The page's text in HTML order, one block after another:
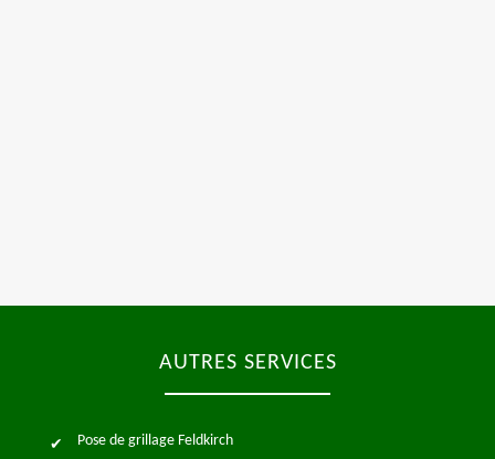
AUTRES SERVICES
Pose de grillage Feldkirch